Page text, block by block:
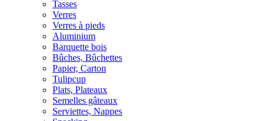
Tasses
Verres
Verres à pieds
Aluminium
Barquette bois
Bûches, Bûchettes
Papier, Carton
Tulipcup
Plats, Plateaux
Semelles gâteaux
Serviettes, Nappes